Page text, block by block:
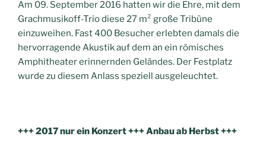
Am 09. September 2016 hatten wir die Ehre, mit dem
Grachmusikoff-Trio diese 27 m² große Tribüne
einzuweihen. Fast 400 Besucher erlebten damals die
hervorragende Akustik auf dem an ein römisches
Amphitheater erinnernden Geländes. Der Festplatz
wurde zu diesem Anlass speziell ausgeleuchtet.
+++ 2017 nur ein Konzert +++ Anbau ab Herbst +++